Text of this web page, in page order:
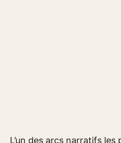
L’un des arcs narratifs